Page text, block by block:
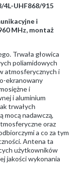
4L-UHF868/915
i
MHz, montaż
Trwała głowica
poliamidowych
atmosferycznych i
ekranowany
i
i aluminium
trwałych
mocą nadawczą,
oraz
a co za tym
Antena ta
użytkowników
jakości wykonania